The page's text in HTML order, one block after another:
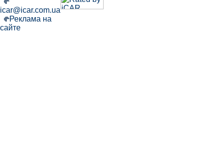
icar@icar.com.ua
Реклама на
сайте